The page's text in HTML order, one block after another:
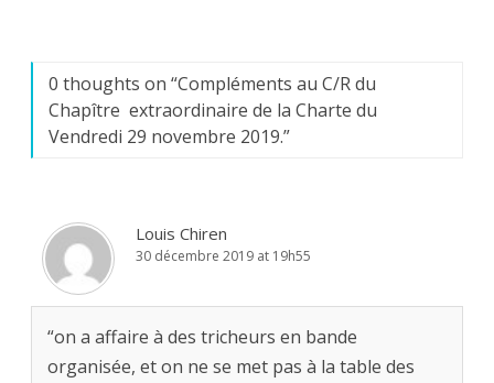
0 thoughts on “Compléments au C/R du
Chapître extraordinaire de la Charte du
Vendredi 29 novembre 2019.”
Louis Chiren
30 décembre 2019 at 19h55
“on a affaire à des tricheurs en bande
organisée, et on ne se met pas à la table des